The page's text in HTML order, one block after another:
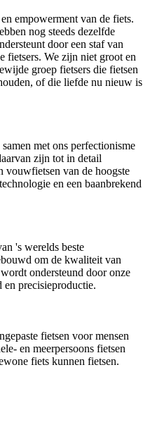
empowerment van de fiets.
nog steeds dezelfde
door een staf van
fietsers. We zijn niet groot en
groep fietsers die fietsen
of die liefde nu nieuw is
met ons perfectionisme
zijn tot in detail
vouwfietsen van de hoogste
en een baanbrekend
's werelds beste
om de kwaliteit van
ondersteund door onze
en precisieproductie.
fietsen voor mensen
en meerpersoons fietsen
fiets kunnen fietsen.